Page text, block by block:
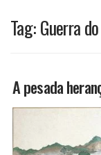
Tag:Guerra
A pesada